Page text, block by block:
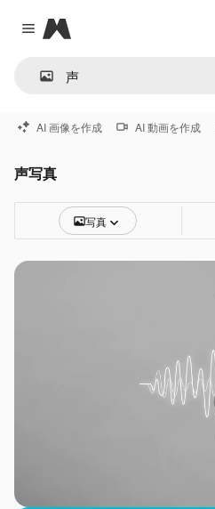
Close menu
Magnific
AI 画像を作成 AI 動画を作成
声写真
写真